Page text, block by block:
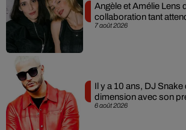
7 août 2026
Angèle et Amélie Lens
collaboration tant
6 août 2026
Il y a 10 ans, DJ Snake
dimension avec son